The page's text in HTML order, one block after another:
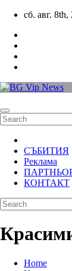
Skip
content
сб. авг. 8th,
СЪБИТИЯ
Реклама
КОНТАКТ
Home